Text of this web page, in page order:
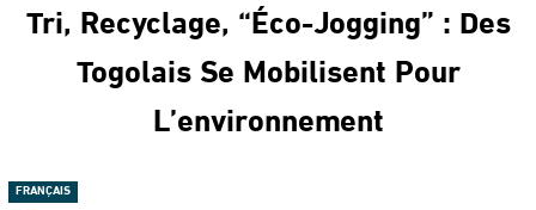
Tri, Recyclage, “éco-Jogging” : Des
Togolais Se Mobilisent Pour
L’environnement
FRANÇAIS